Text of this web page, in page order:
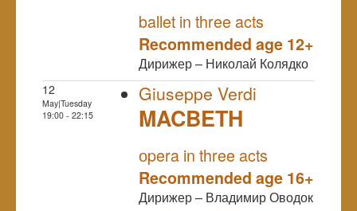
ballet in three acts
Recommended age 12+
Дирижер – Николай Колядко
12
May|Tuesday
19:00 - 22:15
Giuseppe Verdi
MACBETH
оpera in three acts
Recommended age 16+
Дирижер – Владимир Оводок